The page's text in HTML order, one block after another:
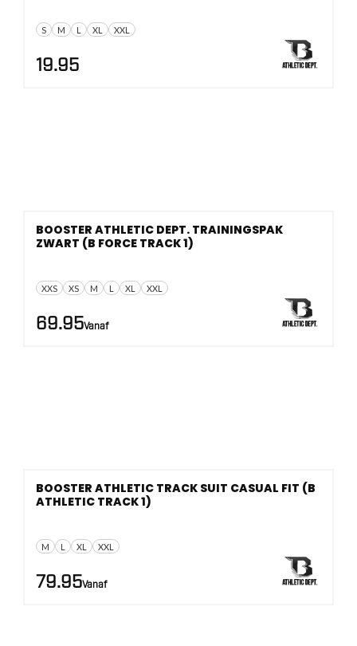
S M L XL XXL
19.95
XXS XS M L XL XXL
BOOSTER ATHLETIC DEPT. TRAININGSPAK
ZWART (B FORCE TRACK 1)
Vanaf
69.95
M L XL XXL
BOOSTER ATHLETIC TRACK SUIT CASUAL FIT (B
ATHLETIC TRACK 1)
Vanaf
79.95